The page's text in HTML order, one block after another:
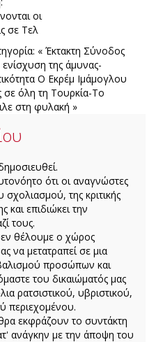
οι
σε Τελ
– Πάνω
« Έκτακτη Σύνοδος
της άμυνας-
Ο Εκρέμ Ιμάμογλου
σε όλη τη Τουρκία-Το
στη φυλακή »
ότι οι αναγνώστες
της κριτικής
και επιδιώκει την
τους.
θέλουμε ο χώρος
να μετατραπεί σε μια
προσώπων και
του δικαιώματός μας
ρατσιστικού, υβριστικού,
περιεχομένου.
εκφράζουν το συντάκτη
ανάγκην με την άποψη του